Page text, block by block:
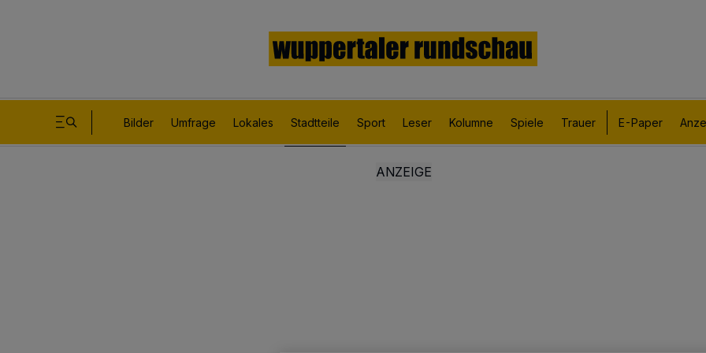
Bilder Umfrage Lokales Stadtteile Sport Leser Kolumne Spiele Trauer E-Paper